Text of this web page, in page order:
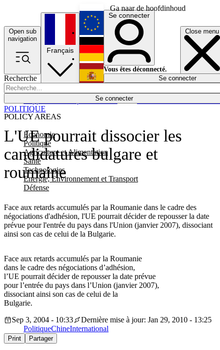
Ga naar de hoofdinhoud
Open sub
navigation
Close menu
Recherche
Se connecter
POLICY AREAS
Economie
Politique
Agriculture et Alimentation
Santé
Technologies
Energie, Environnement et Transport
Défense
Économie
Français
English
Deutsch
Español
Se connecter
Vous êtes déconnecté.
Se connecter
L'UE pourrait dissocier les
candidatures bulgare et
roumaine
Face aux retards accumulés par la Roumanie dans le cadre des
négociations d'adhésion, l'UE pourrait décider de repousser la date
prévue pour l'entrée du pays dans l'Union (janvier 2007), dissociant
ainsi son cas de celui de la Bulgarie.
POLITIQUE
Face aux retards accumulés par la Roumanie
dans le cadre des négociations d’adhésion,
l’UE pourrait décider de repousser la date prévue
pour l’entrée du pays dans l’Union (janvier 2007),
dissociant ainsi son cas de celui de la
Bulgarie.
Sep 3, 2004 - 10:33
Dernière mise à jour: Jan 29, 2010 - 13:25
PolitiqueChineInternational
Print Partager